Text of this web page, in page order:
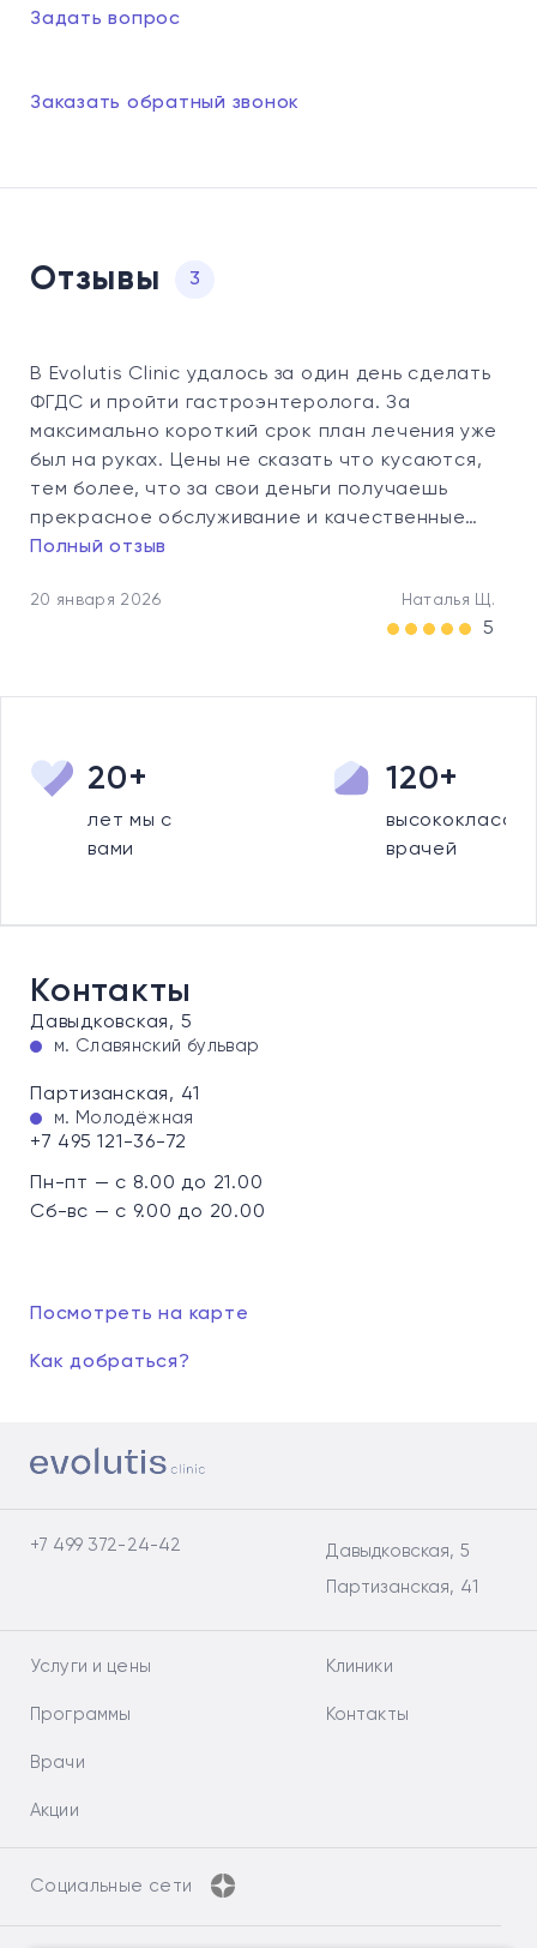
Задать вопрос
Заказать обратный звонок
Отзывы 3
В Evolutis Clinic удалось за один день сделать
ФГДС и пройти гастроэнтеролога. За
максимально короткий срок план лечения уже
был на руках. Цены не сказать что кусаются,
тем более, что за свои деньги получаешь
прекрасное обслуживание и качественные…
Полный отзыв
20 января 2026 Наталья Щ.
5
20+
лет мы с
вами
120+
врачей
Контакты
Давыдковская, 5
м. Славянский бульвар
Партизанская, 41
м. Молодёжная
+7 495 121-36-72
Пн-пт — с 8.00 до 21.00
Сб-вс — с 9.00 до 20.00
Посмотреть на карте
Как добраться?
+7 499 372-24-42
Давыдковская, 5
Партизанская, 41
Услуги и цены
Программы
Врачи
Акции
Клиники
Контакты
Социальные сети